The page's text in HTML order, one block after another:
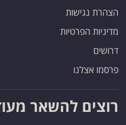
הצהרת נגישות
מדיניות הפרטיות
דרושים
פרסמו אצלנו
רוצים להשאר